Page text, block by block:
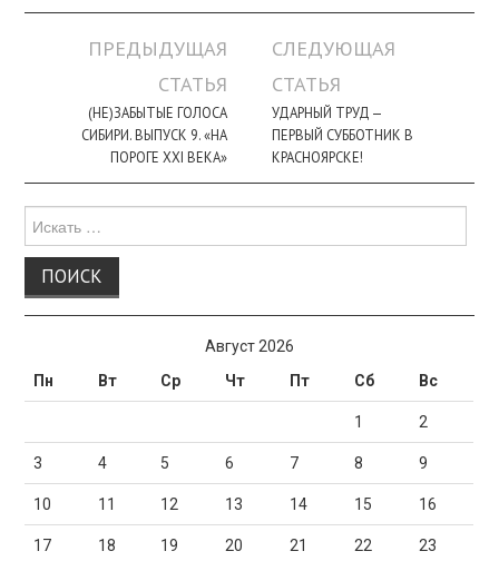
Навигация
записи
ПРЕДЫДУЩАЯ
СТАТЬЯ
(НЕ)ЗАБЫТЫЕ ГОЛОСА
СИБИРИ. ВЫПУСК 9. «НА
ПОРОГЕ XXI ВЕКА»
СЛЕДУЮЩАЯ
СТАТЬЯ
УДАРНЫЙ ТРУД —
ПЕРВЫЙ СУББОТНИК В
КРАСНОЯРСКЕ!
для:
Август 2026
Пн
Вт Ср Чт Пт Сб Вс
1 2
3 4 5 6 7 8 9
10 11 12 13 14 15 16
17 18 19 20 21 22 23